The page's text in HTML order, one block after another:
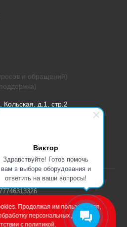
Виктор
Здравствуйте! Готов помочь
вам в выборе оборудования и
ответить на ваши вопросы!
и обращений)
Кольская, д.1, стр.2
экстремистской и
Продолжая им пользоваться,
персональных данных
с политикой.